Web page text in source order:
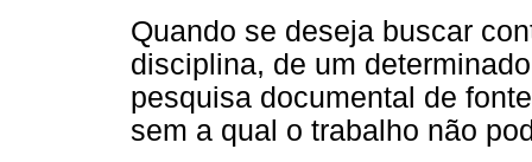
Quando se deseja buscar
disciplina, de um
pesquisa documental de
sem a qual o trabalho não